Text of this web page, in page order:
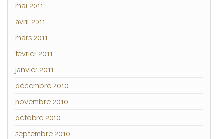
mai 2011
avril 2011
mars 2011
février 2011
janvier 2011
décembre 2010
novembre 2010
octobre 2010
septembre 2010